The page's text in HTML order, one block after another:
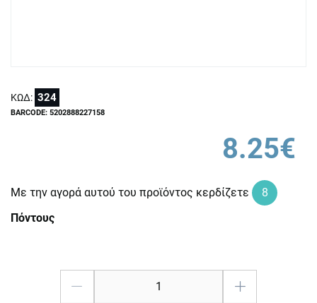
ΚΩΔ: 324
BARCODE: 5202888227158
8.25€
Με την αγορά αυτού του προϊόντος κερδίζετε
8
Πόντους